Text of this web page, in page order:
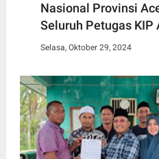
Nasional Provinsi
Seluruh Petugas KIP
Selasa, Oktober 29, 2024